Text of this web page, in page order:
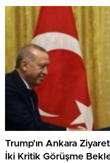
Trump’ın Ankara
İki Kritik Görüşme